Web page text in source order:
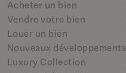
Acheter un bien
Vendre votre bien
Louer un bien
Nouveaux développements
Luxury Collection